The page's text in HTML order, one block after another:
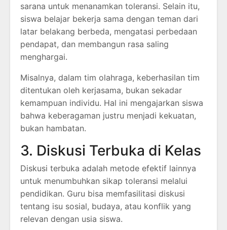
sarana untuk menanamkan toleransi. Selain itu,
siswa belajar bekerja sama dengan teman dari
latar belakang berbeda, mengatasi perbedaan
pendapat, dan membangun rasa saling
menghargai.
Misalnya, dalam tim olahraga, keberhasilan tim
ditentukan oleh kerjasama, bukan sekadar
kemampuan individu. Hal ini mengajarkan siswa
bahwa keberagaman justru menjadi kekuatan,
bukan hambatan.
3. Diskusi Terbuka di Kelas
Diskusi terbuka adalah metode efektif lainnya
untuk menumbuhkan sikap toleransi melalui
pendidikan. Guru bisa memfasilitasi diskusi
tentang isu sosial, budaya, atau konflik yang
relevan dengan usia siswa.